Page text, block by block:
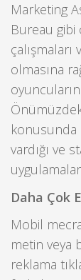
Marketing
Bureau
çalışmaları
olmasına
konusunda
vardığı ve
Daha Çok
Mobil
metin veya
reklama